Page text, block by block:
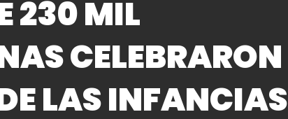
230 MIL
CELEBRARON
LAS INFANCIAS